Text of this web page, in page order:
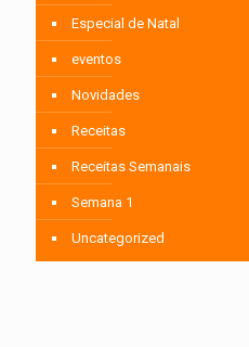
Especial de Natal
eventos
Novidades
Receitas
Receitas Semanais
Semana 1
Uncategorized